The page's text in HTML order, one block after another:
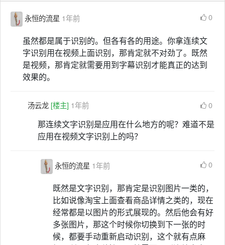
永恒的流星 1年前 0
虽然都是属于识别的。但各有各的用途。你拿连续文
字识别用在视频上面识别，那肯定就不对劲了。既然
是视频，那肯定就需要用到字幕识别才能真正的达到
效果的。
汤云龙 [楼主] 1年前 0
那连续文字识别是应用在什么地方的呢？难道不是
应用在视频文字识别上的吗？
永恒的流星 1年前 0
既然是文字识别，那肯定是识别图片一类的，
比如说像淘宝上面查看商品详情之类的，现在
经常都是以图片的形式展现的。然后他会有好
多张图片，那这个时候你切换到下一张的时
候，都要手动重新启动识别，这个就有点麻